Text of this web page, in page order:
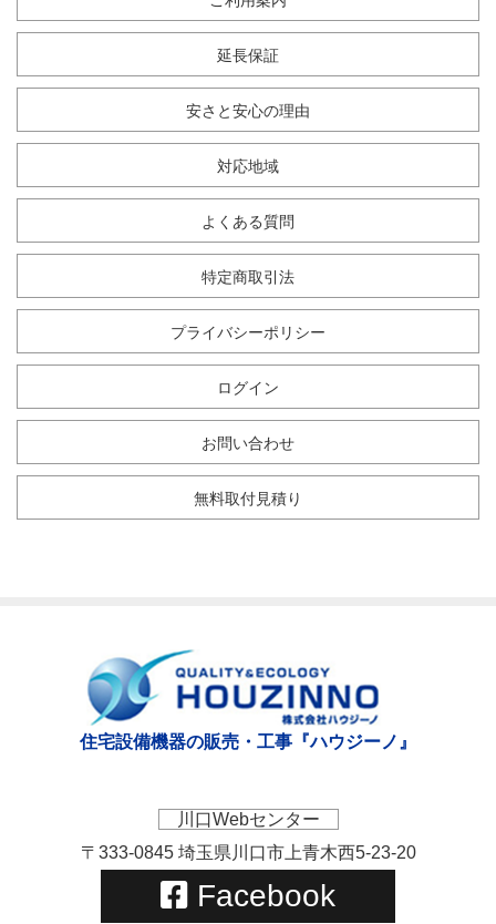
延長保証
安さと安心の理由
対応地域
よくある質問
特定商取引法
プライバシーポリシー
ログイン
お問い合わせ
無料取付見積り
住宅設備機器の販売・工事『ハウジーノ』
川口Webセンター
〒333-0845 埼玉県川口市上青木西5-23-20
Facebook